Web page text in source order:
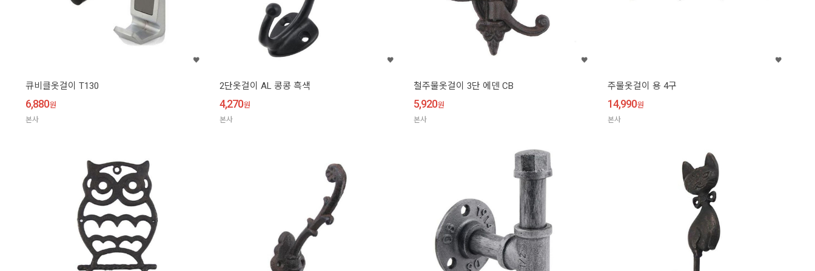
큐비클옷걸이 T130
6,880원
본사
2단옷걸이 AL 콩콩 흑색
4,270원
본사
철주물옷걸이 3단 에덴 CB
5,920원
본사
주물옷걸이 용 4구
14,990원
본사